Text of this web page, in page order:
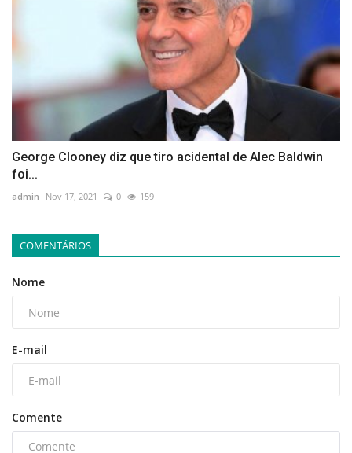
George Clooney diz que tiro acidental de Alec Baldwin
foi...
admin Nov 17, 2021 0 159
COMENTÁRIOS
Nome
E-mail
Comente